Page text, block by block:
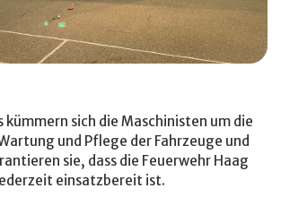
kümmern sich die Maschinisten um die
und Pflege der Fahrzeuge und
sie, dass die Feuerwehr Haag
einsatzbereit ist.